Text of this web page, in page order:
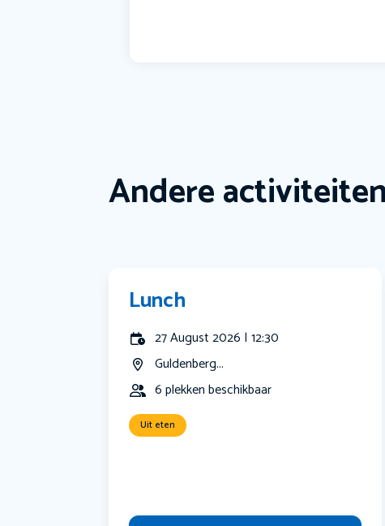
Andere activiteiten
Lunch
27 August 2026 | 12:30
Guldenberg...
6 plekken beschikbaar
Uit eten